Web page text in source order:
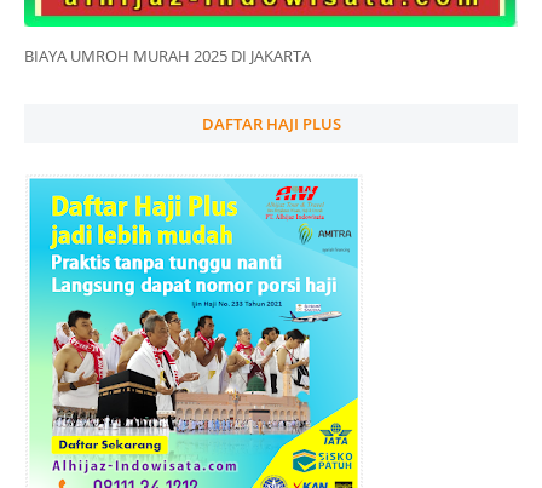
BIAYA UMROH MURAH 2025 DI JAKARTA
DAFTAR HAJI PLUS